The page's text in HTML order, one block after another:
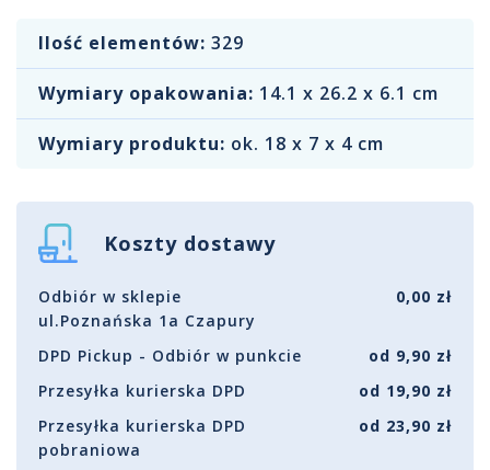
Ilość elementów: 329
Wymiary opakowania: 14.1 x 26.2 x 6.1 cm
Wymiary produktu: ok. 18 x 7 x 4 cm
Koszty dostawy
Odbiór w sklepie
ul.Poznańska 1a Czapury
0,00 zł
DPD Pickup - Odbiór w punkcie
od 9,90 zł
Przesyłka kurierska DPD
od 19,90 zł
Przesyłka kurierska DPD
pobraniowa
od 23,90 zł